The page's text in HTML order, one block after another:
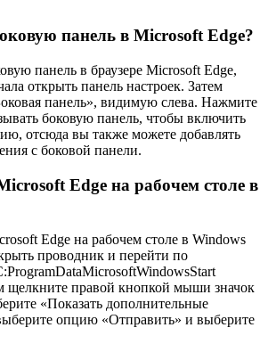
панель в Microsoft Edge?
панель в браузере Microsoft Edge,
открыть панель настроек. Затем
панель», видимую слева. Нажмите
боковую панель, чтобы включить
отсюда вы также можете добавлять
с боковой панели.
Edge на рабочем столе в
Edge на рабочем столе в Windows
проводник и перейти по
щелкните правой кнопкой мыши значок
«Показать дополнительные
опцию «Отправить» и выберите